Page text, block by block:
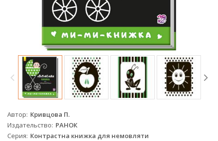
Автор Кривцова П.
Издательство РАНОК
Серия Контрастна книжка для немовляти